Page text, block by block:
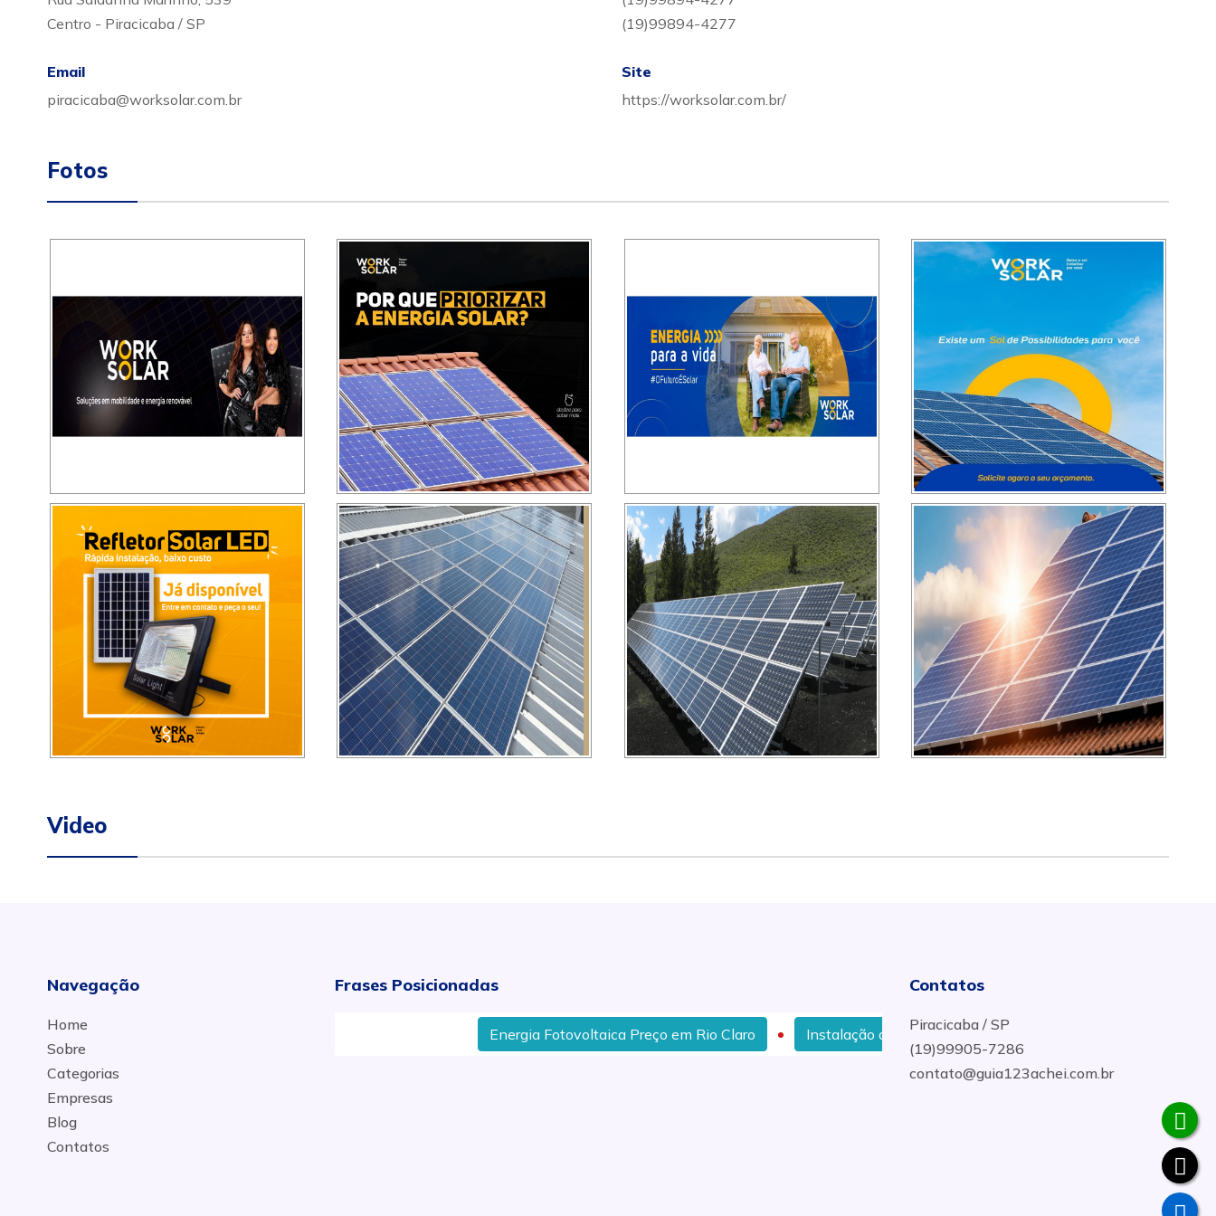
Centro - Piracicaba / SP
(19)99894-4277
Email
piracicaba@worksolar.com.br
Site
https://worksolar.com.br/
Fotos
Video
Navegação
Home
Sobre
Categorias
Empresas
Blog
Contatos
Frases Posicionadas
Energia Fotovoltaica Preço em Rio Claro Instalação de Energia Solar em Sítios em Piracicaba
Contatos
Piracicaba / SP
(19)99905-7286
contato@guia123achei.com.br